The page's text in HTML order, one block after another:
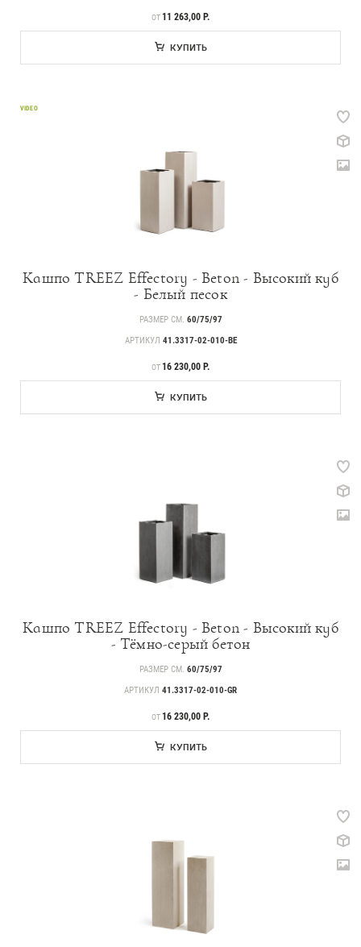
ЦЕНА
ОТ 11 263,00 Р.
КУПИТЬ
VIDEO
Кашпо TREEZ Effectory - Beton - Высокий куб
- Белый песок
РАЗМЕР СМ. 60/75/97
АРТИКУЛ 41.3317-02-010-BE
ЦЕНА
ОТ 16 230,00 Р.
КУПИТЬ
Кашпо TREEZ Effectory - Beton - Высокий куб
- Тёмно-серый бетон
РАЗМЕР СМ. 60/75/97
АРТИКУЛ 41.3317-02-010-GR
ЦЕНА
ОТ 16 230,00 Р.
КУПИТЬ